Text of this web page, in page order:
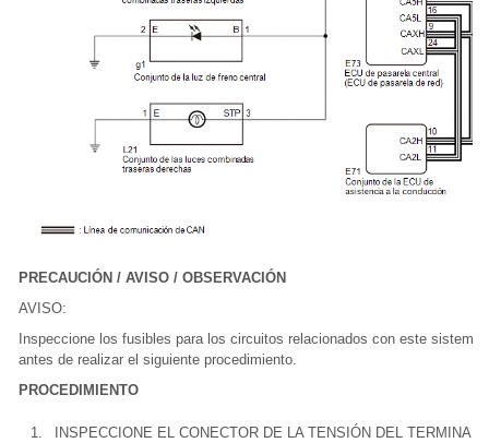
PRECAUCIÓN / AVISO / OBSERVACIÓN
AVISO:
Inspeccione los fusibles para los circuitos relacionados con este sistema
antes de realizar el siguiente procedimiento.
PROCEDIMIENTO
1.
INSPECCIONE EL CONECTOR DE LA TENSIÓN DEL TERMINAL